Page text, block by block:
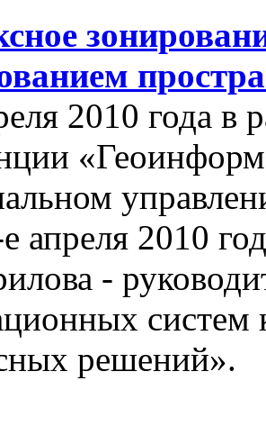
2010 года в
апреля 2010
-
систем
решений».